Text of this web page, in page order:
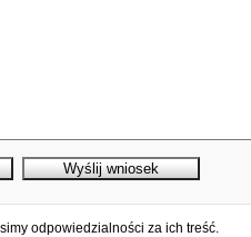
odpowiedzialności za ich treść.